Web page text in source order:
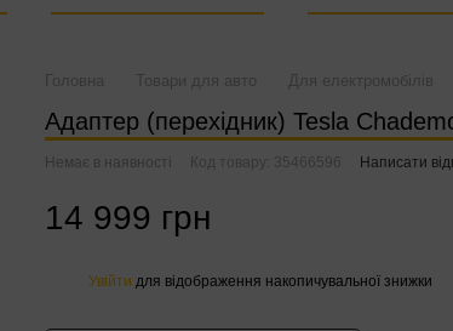
Головна Товари для авто Для електромобілів
Адаптер (перехідник) Tesla
Немає в наявності Код товару: 35466596 Написати
14 999 грн
Увійти для відображення накопичувальної знижки